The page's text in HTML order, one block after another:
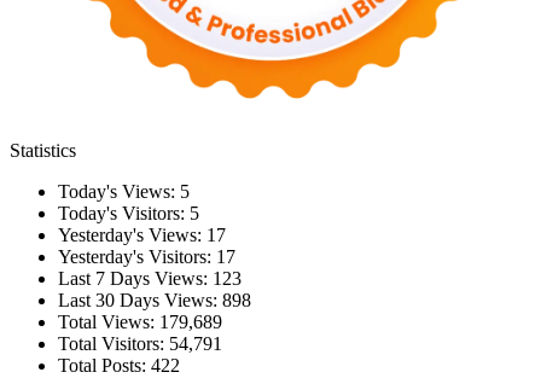
Statistics
Today's Views: 5
Today's Visitors: 5
Yesterday's Views: 17
Yesterday's Visitors: 17
Last 7 Days Views: 123
Last 30 Days Views: 898
Total Views: 179,689
Total Visitors: 54,791
Total Posts: 422